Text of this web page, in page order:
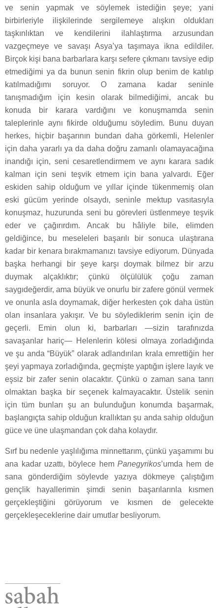
ve senin yapmak ve söylemek istediğin şeye; yani
birbirleriyle ilişkilerinde sergilemeye alışkın oldukları
taşkınlıktan ve kendilerini ilahlaştırma arzusundan
vazgeçmeye ve savaşı Asya’ya taşımaya ikna edildiler.
Birçok kişi bana barbarlara karşı sefere çıkmanı tavsiye edip
etmediğimi ya da bunun senin fikrin olup benim de katılıp
katılmadığımı soruyor. O zamana kadar seninle
tanışmadığım için kesin olarak bilmediğimi, ancak bu
konuda bir karara vardığını ve konuşmamda senin
taleplerinle aynı fikirde olduğumu söyledim. Bunu duyan
herkes, hiçbir başarının bundan daha görkemli, Helenler
için daha yararlı ya da daha doğru zamanlı olamayacağına
inandığı için, seni cesaretlendirmem ve aynı karara sadık
kalman için seni teşvik etmem için bana yalvardı. Eğer
eskiden sahip olduğum ve yıllar içinde tükenmemiş olan
eski gücüm yerinde olsaydı, seninle mektup vasıtasıyla
konuşmaz, huzurunda seni bu görevleri üstlenmeye teşvik
eder ve çağırırdım. Ancak bu hâliyle bile, elimden
geldiğince, bu meseleleri başarılı bir sonuca ulaştırana
kadar bir kenara bırakmamanızı tavsiye ediyorum. Dünyada
başka herhangi bir şeye karşı doymak bilmez bir arzu
duymak alçaklıktır; çünkü ölçülülük çoğu zaman
saygıdeğerdir, ama büyük ve onurlu bir zafere gönül vermek
ve onunla asla doymamak, diğer herkesten çok daha üstün
olan insanlara yakışır. Ve bu söylediklerim senin için de
geçerli. Emin olun ki, barbarları —sizin tarafınızda
savaşanlar hariç— Helenlerin kölesi olmaya zorladığında
ve şu anda “Büyük” olarak adlandırılan krala emrettiğin her
şeyi yapmaya zorladığında, geçmişte yaptığın işlere layık ve
eşsiz bir zafer senin olacaktır. Çünkü o zaman sana tanrı
olmaktan başka bir seçenek kalmayacaktır. Üstelik senin
için tüm bunları şu an bulunduğun konumda başarmak,
başlangıçta sahip olduğun krallıktan şu anda sahip olduğun
güce ve üne ulaşmandan çok daha kolaydır.
Sırf bu nedenle yaşlılığıma minnettarım, çünkü yaşamımı bu
ana kadar uzattı, böylece hemPanegyrikos’umda hem de
sana gönderdiğim söylevde yazıya dökmeye çalıştığım
gençlik hayallerimin şimdi senin başarılarınla kısmen
gerçekleştiğini görüyorum ve kısmen de gelecekte
gerçekleşeceklerine dair umutlar besliyorum.